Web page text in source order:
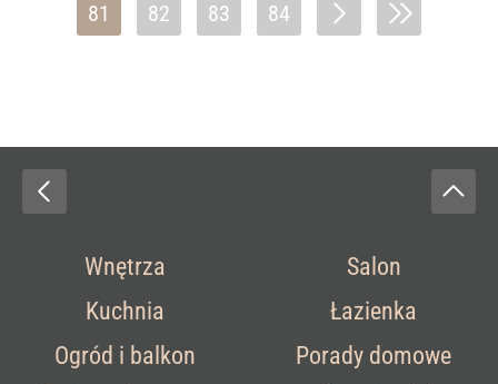
81 82 83 84
Wnętrza
Salon
Kuchnia
Łazienka
Ogród i balkon
Porady domowe